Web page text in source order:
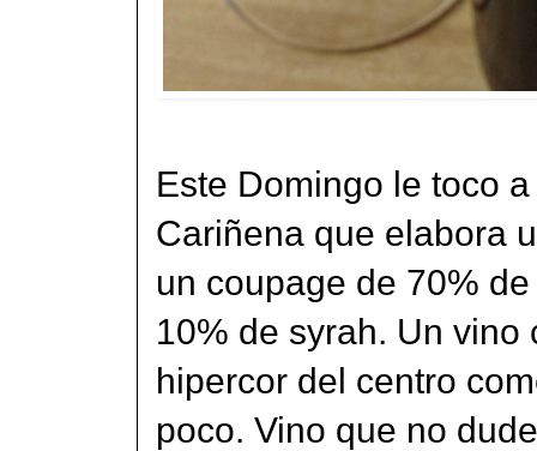
Este Domingo le toco
Cariñena que elabora
un coupage de 70%
10% de syrah. Un
hipercor del centro
poco. Vino que no